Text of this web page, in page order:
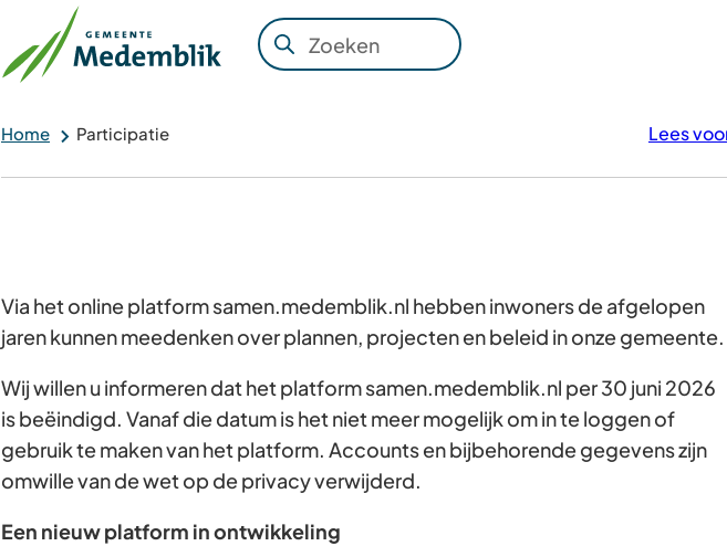
Zoeken
Wanneer
kun
door
pijl
en
omlaag
te
gebruiken.
Gebruik
Home Participatie Lees
Via het online platform samen.medemblik.nl hebben inwoners de afgelopen
jaren kunnen meedenken over plannen, projecten en beleid in onze gemeente.
Wij willen u informeren dat het platform samen.medemblik.nl per 30 juni 2026
is beëindigd. Vanaf die datum is het niet meer mogelijk om in te loggen of
gebruik te maken van het platform. Accounts en bijbehorende gegevens zijn
omwille van de wet op de privacy verwijderd.
Een nieuw platform in ontwikkeling